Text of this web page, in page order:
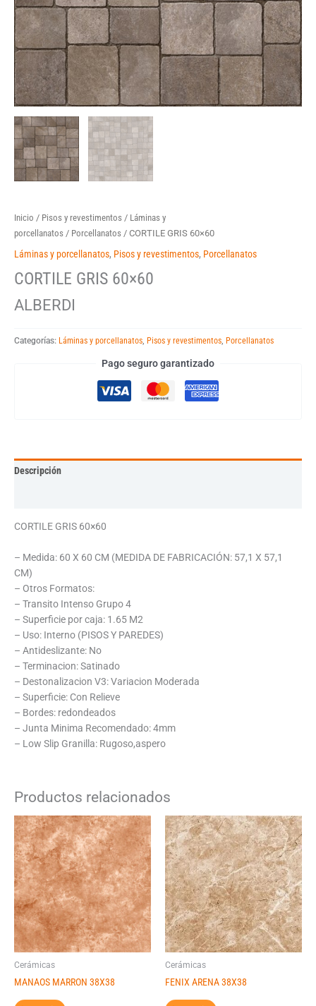
Inicio / Pisos y revestimentos / Láminas y
porcellanatos / Porcellanatos / CORTILE GRIS 60×60
Láminas y porcellanatos, Pisos y revestimentos, Porcellanatos
CORTILE GRIS 60×60
ALBERDI
Categorías: Láminas y porcellanatos, Pisos y revestimentos, Porcellanatos
Pago seguro garantizado
Descripción
CORTILE GRIS 60×60
– Medida: 60 X 60 CM (MEDIDA DE FABRICACIÓN: 57,1 X 57,1
CM)
– Otros Formatos:
– Transito Intenso Grupo 4
– Superficie por caja: 1.65 M2
– Uso: Interno (PISOS Y PAREDES)
– Antideslizante: No
– Terminacion: Satinado
– Destonalizacion V3: Variacion Moderada
– Superficie: Con Relieve
– Bordes: redondeados
– Junta Minima Recomendado: 4mm
– Low Slip Granilla: Rugoso,aspero
Productos relacionados
Cerámicas
MANAOS MARRON 38X38
Cerámicas
FENIX ARENA 38X38